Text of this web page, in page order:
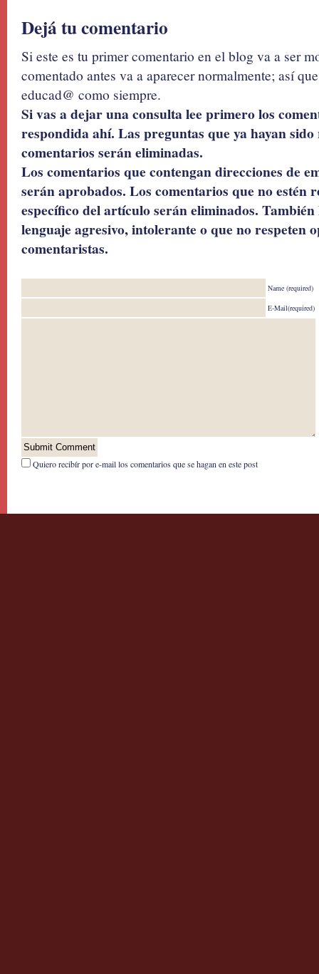
Dejá tu comentario
Si este es tu primer comentario en el blog va a ser
comentado antes va a aparecer normalmente; así
educad@ como siempre.
Si vas a dejar una consulta lee primero los
respondida ahí. Las preguntas que ya hayan
comentarios serán eliminadas.
Los comentarios que contengan direcciones de
serán aprobados. Los comentarios que no estén
específico del artículo serán eliminados.
lenguaje agresivo, intolerante o que no respeten
comentaristas.
Name (required)
E-Mail(required)
Quiero recibír por e-mail los comentarios que se hagan en este post